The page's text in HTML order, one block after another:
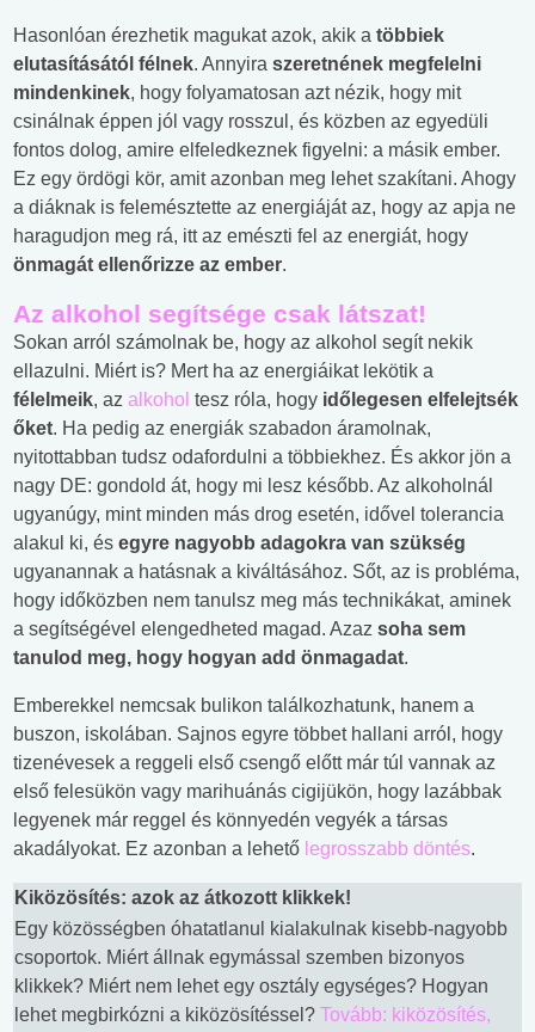
Hasonlóan érezhetik magukat azok, akik a többiek
elutasításától félnek. Annyira szeretnének megfelelni
mindenkinek, hogy folyamatosan azt nézik, hogy mit
csinálnak éppen jól vagy rosszul, és közben az egyedüli
fontos dolog, amire elfeledkeznek figyelni: a másik ember.
Ez egy ördögi kör, amit azonban meg lehet szakítani. Ahogy
a diáknak is felemésztette az energiáját az, hogy az apja ne
haragudjon meg rá, itt az emészti fel az energiát, hogy
önmagát ellenőrizze az ember.
Az alkohol segítsége csak látszat!
Sokan arról számolnak be, hogy az alkohol segít nekik
ellazulni. Miért is? Mert ha az energiáikat lekötik a
félelmeik, az alkohol tesz róla, hogy időlegesen elfelejtsék
őket. Ha pedig az energiák szabadon áramolnak,
nyitottabban tudsz odafordulni a többiekhez. És akkor jön a
nagy DE: gondold át, hogy mi lesz később. Az alkoholnál
ugyanúgy, mint minden más drog esetén, idővel tolerancia
alakul ki, és egyre nagyobb adagokra van szükség
ugyanannak a hatásnak a kiváltásához. Sőt, az is probléma,
hogy időközben nem tanulsz meg más technikákat, aminek
a segítségével elengedheted magad. Azaz soha sem
tanulod meg, hogy hogyan add önmagadat.
Emberekkel nemcsak bulikon találkozhatunk, hanem a
buszon, iskolában. Sajnos egyre többet hallani arról, hogy
tizenévesek a reggeli első csengő előtt már túl vannak az
első felesükön vagy marihuánás cigijükön, hogy lazábbak
legyenek már reggel és könnyedén vegyék a társas
akadályokat. Ez azonban a lehető legrosszabb döntés.
Kiközösítés: azok az átkozott klikkek!
Egy közösségben óhatatlanul kialakulnak kisebb-nagyobb
csoportok. Miért állnak egymással szemben bizonyos
klikkek? Miért nem lehet egy osztály egységes? Hogyan
lehet megbirkózni a kiközösítéssel? Tovább: kiközösítés,